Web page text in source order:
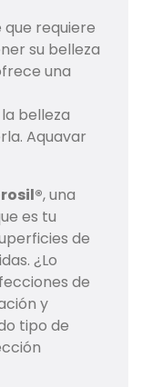
requiere
su belleza
una
belleza
Aquavar
, una
es tu
de
¿Lo
de
y
tipo de